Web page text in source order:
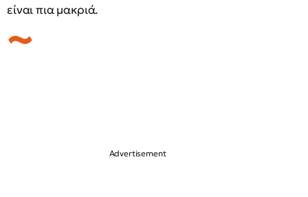
είναι πια μακριά.